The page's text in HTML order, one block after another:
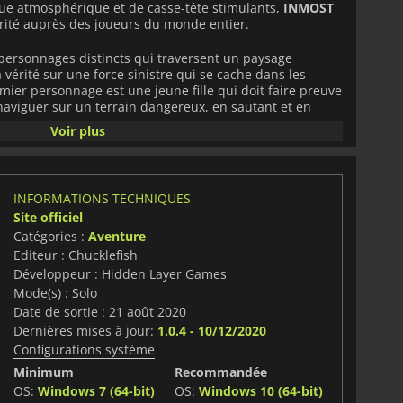
atmosphérique et de casse-tête stimulants, INMOST
auprès des joueurs du monde entier.
distincts qui traversent un paysage
sur une force sinistre qui se cache dans les
personnage est une jeune fille qui doit faire preuve
sur un terrain dangereux, en sautant et en
sommets et résoudre des énigmes. Le deuxième
doit utiliser son épée et son bouclier pour combattre
personnages. Enfin, il y a une créature mystérieuse
espaces et manipuler l'environnement pour aider les
qui se cachent à chaque coin de rue. Les
cachés, des pièces secrètes et des objets cachés au
dans le jeu, dévoilant ainsi l'histoire du monde
Les graphismes du jeu sont époustouflants, avec
et une incroyable attention aux détails, ce qui
vraiment uniques.
jeu incroyablement captivant qui mérite d'être
qui aiment les jeux de réflexion stimulants avec des
conception intelligente à une atmosphère
de jeu inoubliable qui restera gravée dans la
après le générique de fin.
Voir plus
INFORMATIONS TECHNIQUES
Site officiel
Catégories : Aventure
Editeur : Chucklefish
Développeur : Hidden Layer Games
Mode(s) : Solo
Date de sortie : 21 août 2020
Dernières mises à jour: 1.0.4 - 10/12/2020
Configurations système
Minimum
OS: Windows 7 (64-bit)
Recommandée
OS:Windows 10 (64-bit)